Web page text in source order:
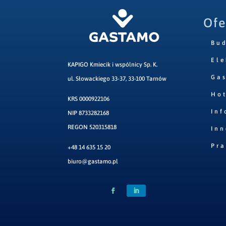
KAPIGO Kmiecik i wspólnicy Sp. K.
ul. Słowackiego 33-37, 33-100 Tarnów
KRS 0000922106
NIP 8733282168
REGON 520315818
+48 14 635 15 20
biuro@gastamo.pl